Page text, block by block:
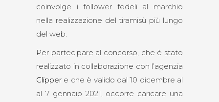
coinvolge i follower fedeli al marchio
nella realizzazione del tiramisù più lungo
del web.
Per partecipare al concorso, che è stato
realizzato in collaborazione con l’agenzia
Clipper e che è valido dal 10 dicembre al
al 7 gennaio 2021, occorre caricare una